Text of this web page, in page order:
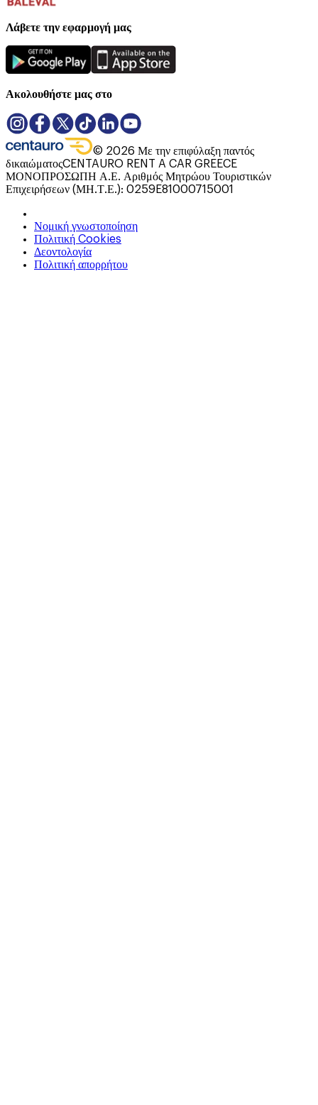
Λάβετε την εφαρμογή μας
Ακολουθήστε μας στο
© 2026 Με την επιφύλαξη παντός
δικαιώματοςCENTAURO RENT A CAR GREECE
ΜΟΝΟΠΡΟΣΩΠΗ Α.Ε. Αριθμός Μητρώου Τουριστικών
Επιχειρήσεων (ΜΗ.Τ.Ε.): 0259E81000715001
Νομική γνωστοποίηση
Πολιτική Cookies
Δεοντολογία
Πολιτική απορρήτου